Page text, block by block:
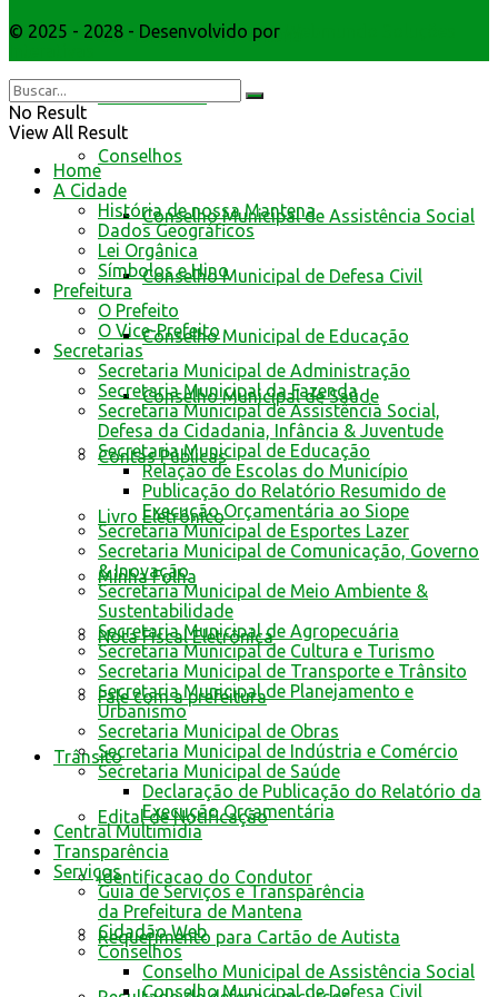
da Prefeitura de Mantena
Conselhos
Conselho Municipal de Assistência Social
Conselho Municipal de Defesa Civil
Conselho Municipal de Educação
Conselho Municipal de Saúde
Contas Públicas
Livro Eletrônico
Minha Folha
Nota Fiscal Eletrônica
Fale com a prefeitura
Trânsito
Edital de Notificação
Identificacao do Condutor
Requerimento para Cartão de Autista
© 2025 - 2028 - Desenvolvido por
No Result
View All Result
Home
A Cidade
História de nossa Mantena
Dados Geográficos
Lei Orgânica
Símbolos e Hino
Prefeitura
O Prefeito
O Vice-Prefeito
Secretarias
Secretaria Municipal de Administração
Secretaria Municipal da Fazenda
Secretaria Municipal de Assistência Social,
Defesa da Cidadania, Infância & Juventude
Secretaria Municipal de Educação
Relação de Escolas do Município
Publicação do Relatório Resumido de
Execução Orçamentária ao Siope
Secretaria Municipal de Esportes Lazer
Secretaria Municipal de Comunicação, Governo
& Inovação
Secretaria Municipal de Meio Ambiente &
Sustentabilidade
Secretaria Municipal de Agropecuária
Secretaria Municipal de Cultura e Turismo
Secretaria Municipal de Transporte e Trânsito
Secretaria Municipal de Planejamento e
Urbanismo
Secretaria Municipal de Obras
Secretaria Municipal de Indústria e Comércio
Secretaria Municipal de Saúde
Declaração de Publicação do Relatório da
Execução Orçamentária
Central Multimídia
Transparência
Serviços
Guia de Serviços e Transparência
da Prefeitura de Mantena
Cidadão Web
Conselhos
Conselho Municipal de Assistência Social
Conselho Municipal de Defesa Civil